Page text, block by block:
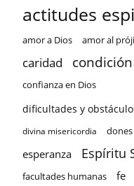
actitudes
amor a Dios amor al
caridad
confianza en Dios
dificultades y
divina misericordia
esperanza Espíritu
facultades humanas fe